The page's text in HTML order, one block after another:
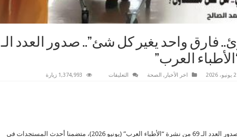
فارق واحد يغير كل شئ”.. صدور العدد الـ
2026 اخر الأخبار , الصحة التعليقات
العدد
1,374,993 زيارة
أعلن اتحاد الأطباء العرب، صدور العدد الـ 69 من نشرة “الأطباء العرب” (يونيو 2026)، متضمنا أحدث المستجدات في